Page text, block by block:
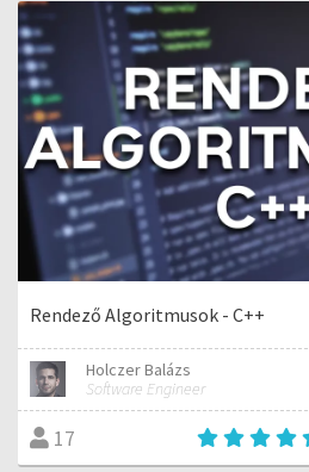
Rendező Algoritmusok - C++
Holczer Balázs
Software Engineer
17